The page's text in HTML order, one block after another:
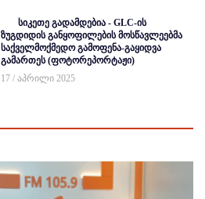
სიკეთე გადამდებია - GLC-ის
ზუგდიდის განყოფილების მოსწავლეებმა
საქველმოქმედო გამოფენა-გაყიდვა
გამართეს (ფოტორეპორტაჟი)
17 / აპრილი 2025